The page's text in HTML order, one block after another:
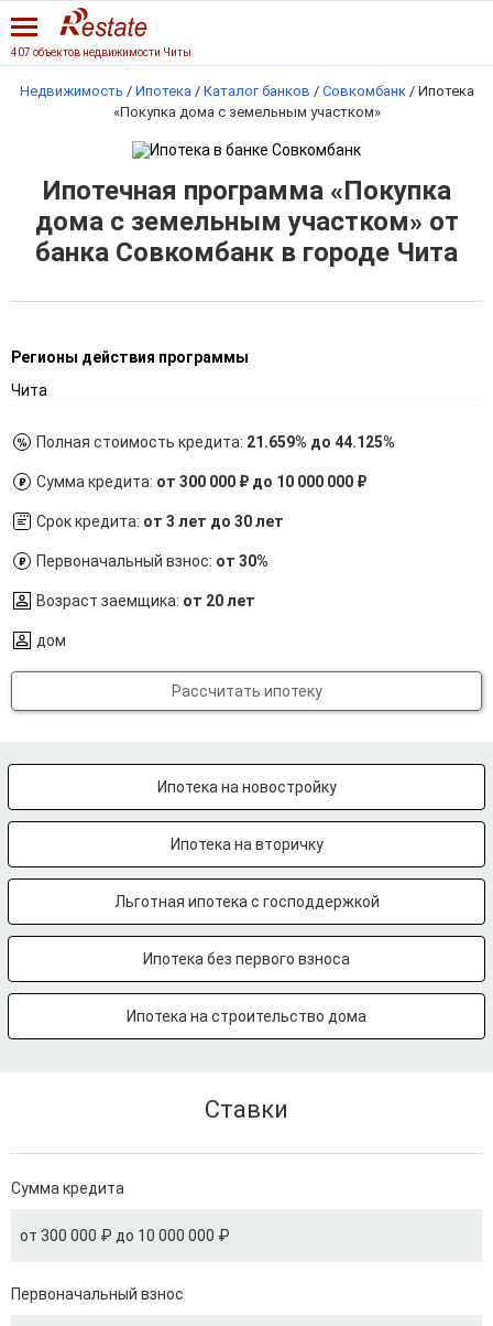
407 объектов недвижимости Читы
Недвижимость / Ипотека / Каталог банков / Совкомбанк / Ипотека
«Покупка дома с земельным участком»
Ипотечная программа «Покупка
дома с земельным участком» от
банка Совкомбанк в городе Чита
Регионы действия программы
Чита
Полная стоимость кредита: 21.659% до 44.125%
Сумма кредита: от 300 000 ₽ до 10 000 000 ₽
Срок кредита: от 3 лет до 30 лет
Первоначальный взнос: от 30%
Возраст заемщика: от 20 лет
дом
Рассчитать ипотеку
Ипотека на новостройку
Ипотека на вторичку
Льготная ипотека с господдержкой
Ипотека без первого взноса
Ипотека на строительство дома
Ставки
Сумма кредита
от 300 000 ₽ до 10 000 000 ₽
Первоначальный взнос